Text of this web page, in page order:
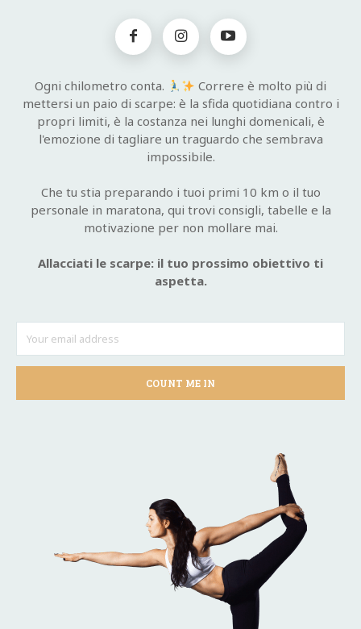
Ogni chilometro conta.
Correre è molto più di
mettersi un paio di scarpe: è la sfida quotidiana contro i
propri limiti, è la costanza nei lunghi domenicali, è
l'emozione di tagliare un traguardo che sembrava
impossibile.
Che tu stia preparando i tuoi primi 10 km o il tuo
personale in maratona, qui trovi consigli, tabelle e la
motivazione per non mollare mai.
Allacciati le scarpe: il tuo prossimo obiettivo ti
aspetta.
COUNT ME IN